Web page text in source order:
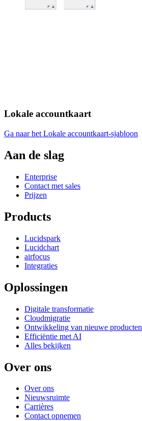
Lokale accountkaart
Ga naar het Lokale accountkaart-sjabloon
Aan de slag
Enterprise
Contact met sales
Prijzen
Products
Lucidspark
Lucidchart
airfocus
Integraties
Oplossingen
Digitale transformatie
Cloudmigratie
Ontwikkeling van nieuwe producten
Efficiëntie met AI
Alles bekijken
Over ons
Over ons
Nieuwsruimte
Carrières
Contact opnemen